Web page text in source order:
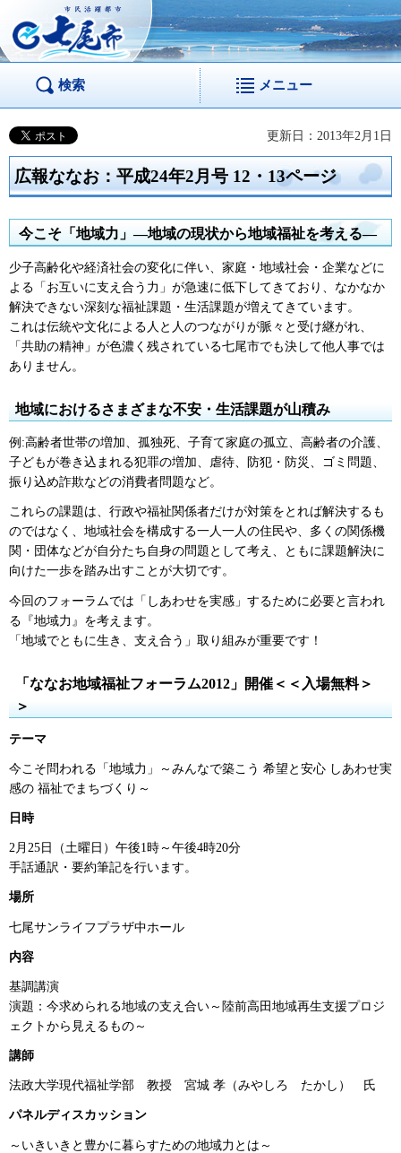
市民活躍都市 七尾
市
検索 メニュー
更新日：2013年2月1日
広報ななお：平成24年2月号 12・13ページ
今こそ「地域力」―地域の現状から地域福祉を考える―
少子高齢化や経済社会の変化に伴い、家庭・地域社会・企業などに
よる「お互いに支え合う力」が急速に低下してきており、なかなか
解決できない深刻な福祉課題・生活課題が増えてきています。
これは伝統や文化による人と人のつながりが脈々と受け継がれ、
「共助の精神」が色濃く残されている七尾市でも決して他人事では
ありません。
地域におけるさまざまな不安・生活課題が山積み
例:高齢者世帯の増加、孤独死、子育て家庭の孤立、高齢者の介護、
子どもが巻き込まれる犯罪の増加、虐待、防犯・防災、ゴミ問題、
振り込め詐欺などの消費者問題など。
これらの課題は、行政や福祉関係者だけが対策をとれば解決するも
のではなく、地域社会を構成する一人一人の住民や、多くの関係機
関・団体などが自分たち自身の問題として考え、ともに課題解決に
向けた一歩を踏み出すことが大切です。
今回のフォーラムでは「しあわせを実感」するために必要と言われ
る『地域力』を考えます。
「地域でともに生き、支え合う」取り組みが重要です！
「ななお地域福祉フォーラム2012」開催＜＜入場無料＞
＞
テーマ
今こそ問われる「地域力」～みんなで築こう 希望と安心 しあわせ実
感の 福祉でまちづくり～
日時
2月25日（土曜日）午後1時～午後4時20分
手話通訳・要約筆記を行います。
場所
七尾サンライフプラザ中ホール
内容
基調講演
演題：今求められる地域の支え合い～陸前高田地域再生支援プロジ
ェクトから見えるもの～
講師
法政大学現代福祉学部 教授 宮城 孝（みやしろ たかし） 氏
パネルディスカッション
～いきいきと豊かに暮らすための地域力とは～